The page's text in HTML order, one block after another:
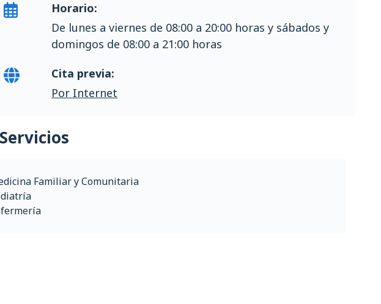
Horario:
De lunes a viernes de 08:00 a 20:00 horas y sábados y
domingos de 08:00 a 21:00 horas
Cita previa:
Por Internet
Servicios
Familiar y Comunitaria